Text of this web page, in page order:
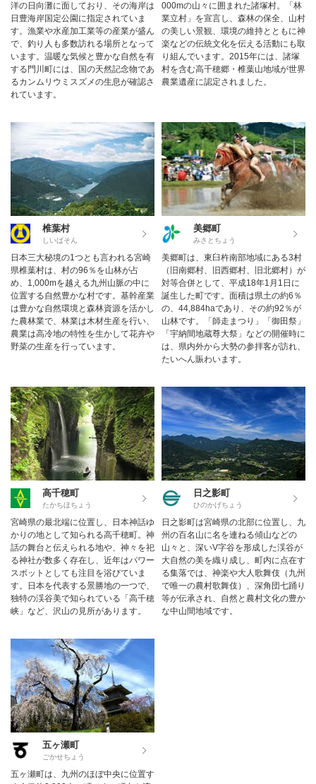
洋の日向灘に面しており、その海岸は
日豊海岸国定公園に指定されていま
す。漁業や水産加工業等の産業が盛ん
で、釣り人も多数訪れる場所となって
います。温暖な気候と豊かな自然を有
する門川町には、国の天然記念物であ
るカンムリウミスズメの生息が確認さ
れています。
000mの山々に囲まれた諸塚村。「林
業立村」を宣言し、森林の保全、山村
の美しい景観、環境の維持とともに神
楽などの伝統文化を伝える活動にも取
り組んでいます。2015年には、諸塚
村を含む高千穂郷・椎葉山地域が世界
農業遺産に認定されました。
椎葉村
しいばそん
日本三大秘境の1つとも言われる宮崎
県椎葉村は、村の96％を山林が占
め、1,000mを越える九州山脈の中に
位置する自然豊かな村です。基幹産業
は豊かな自然環境と森林資源を活かし
た農林業で、林業は木材生産を行い、
農業は高冷地の特性を生かして花卉や
野菜の生産を行っています。
美郷町
みさとちょう
美郷町は、東臼杵南部地域にある3村
（旧南郷村、旧西郷村、旧北郷村）が
対等合併として、平成18年1月1日に
誕生した町です。面積は県土の約6％
の、44,884haであり、その約92％が
山林です。「師走まつり」「御田祭」
「宇納間地蔵尊大祭」などの開催時に
は、県内外から大勢の参拝客が訪れ、
たいへん賑わいます。
高千穂町
たかちほちょう
宮崎県の最北端に位置し、日本神話ゆ
かりの地として知られる高千穂町。神
話の舞台と伝えられる地や、神々を祀
る神社が数多く存在し、近年はパワー
スポットとしても注目を浴びていま
す。日本を代表する景勝地の一つで、
独特の渓谷美で知られている「高千穂
峡」など、沢山の見所があります。
日之影町
ひのかげちょう
日之影町は宮崎県の北部に位置し、九
州の百名山に名を連ねる傾山などの
山々と、深いV字谷を形成した渓谷が
大自然の美を織り成し、町内に点在す
る集落では、神楽や大人歌舞伎（九州
で唯一の農村歌舞伎）、深角団七踊り
等が伝承され、自然と農村文化の豊か
な中山間地域です。
五ヶ瀬町
ごかせちょう
五ヶ瀬町は、九州のほぼ中央に位置す